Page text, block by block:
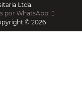
Ltda.
por WhatsApp:
© 2026